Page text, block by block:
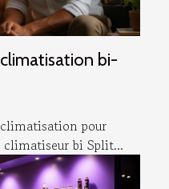
bi-
pour
bi Split...